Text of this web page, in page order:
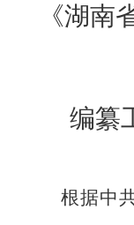
《湖南
编纂
根据中